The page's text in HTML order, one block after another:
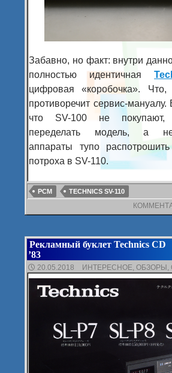
Забавно, но факт: внутри
полностью идентичная
цифровая «коробочка». Что,
противоречит сервис-
что SV-100 не
переделать модель, а
аппараты тупо
потроха в SV-110.
PCM TECHNICS SV-110
Рекламный буклет Technics CD
’83
20.05.2018 ИНТЕРЕСНОЕ ОБЗОРЫ